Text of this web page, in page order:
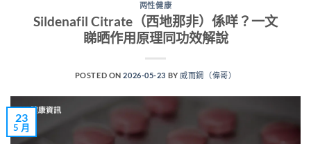
两性健康
Sildenafil Citrate（西地那非）係咩？一文
睇晒作用原理同功效解說
POSTED ON2026-05-23 BY 威而鋼（偉哥）
23
5 月